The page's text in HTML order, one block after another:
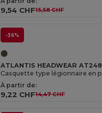
9,54 CHF15,58 CHF
-36%
ATLANTIS HEADWEAR AT248
À partir de:
9,22 CHF14,47 CHF